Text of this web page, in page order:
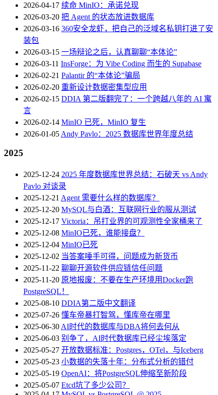
2026-04-17 续命 MinIO：承诺兑现
2026-03-20 把 Agent 的状态放进数据库
2026-03-16 360安全龙虾，把自己的泛域名私钥打进了安
装包
2026-03-15 一场辩论之后，认真聊聊“本体论”
2026-03-11 InsForge：为 Vibe Coding 而生的 Supabase
2026-02-21 Palantir 的“本体论”骗局
2026-02-20 重新设计数据密集型应用
2026-02-15 DDIA 第二版翻完了：一个跨越八年的 AI 寓
言
2026-02-14 MinIO 已死，MinIO 复生
2026-01-05 Andy Pavlo：2025 数据库世界年度总结
2025
2025-12-24 2025 年度数据库世界总结：石破天 vs Andy
Pavlo 对谈录
2025-12-21 Agent 需要什么样的数据库？
2025-12-20 MySQL与白酒：互联网行业的服从测试
2025-12-17 Victoria：吊打业界的可观测性全家桶来了
2025-12-08 MinIO已死，谁能接盘？
2025-12-04 MinIO已死
2025-12-02 当答案唾手可得，问题成为新货币
2025-11-22 聊聊开源软件供应链信任问题
2025-11-20 原地报废：不要在生产环境用Docker跑
PostgreSQL！
2025-08-10 DDIA第二版中文翻译
2025-07-26 懂车帝暴打智驾，懂库帝在哪里
2025-06-30 AI时代的数据库与DBA将何去何从
2025-06-03 别争了，AI时代数据库已经尘埃落定
2025-05-27 开放数据标准：Postgres，OTel，与Iceberg
2025-05-23 小数据的失落十年：分布式分析的错付
2025-05-19 OpenAI：将PostgreSQL伸缩至新阶段
2025-05-07 Etcd坑了多少公司？